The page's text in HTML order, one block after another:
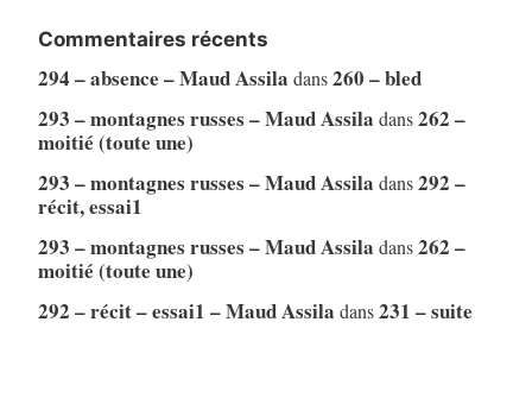
Commentaires récents
294 – absence – Maud Assila dans260 – bled
293 – montagnes russes – Maud Assila dans262 –
moitié (toute une)
293 – montagnes russes – Maud Assila dans292 –
récit, essai1
293 – montagnes russes – Maud Assila dans262 –
moitié (toute une)
292 – récit – essai1 – Maud Assila dans231 – suite